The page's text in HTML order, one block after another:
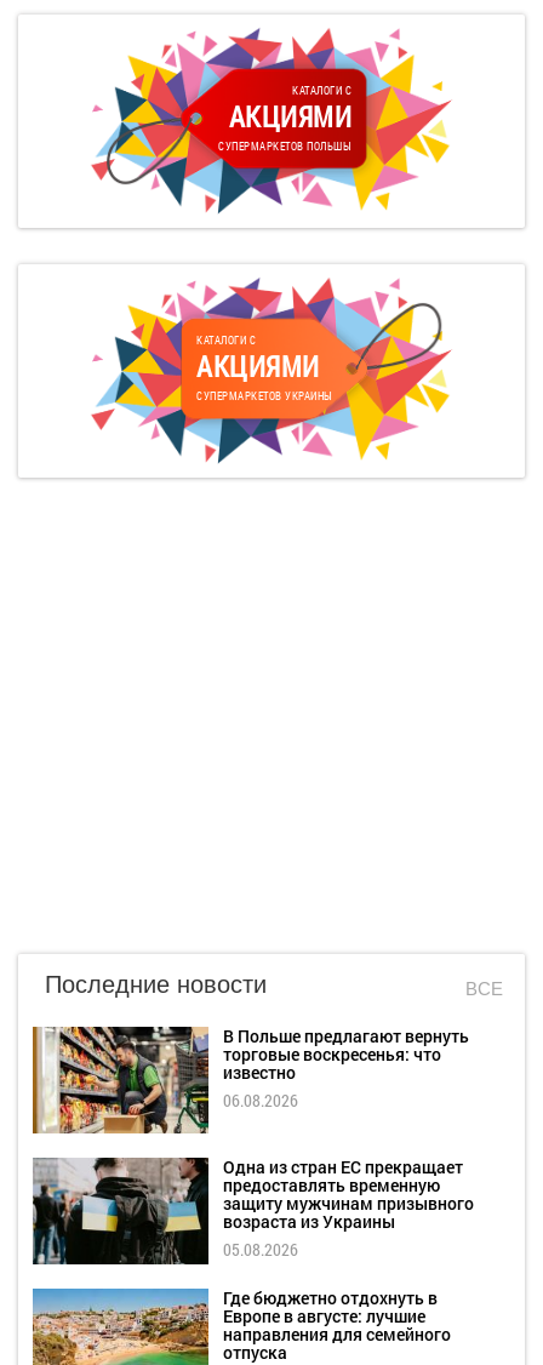
КАТАЛОГИ С
АКЦИЯМИ
СУПЕРМАРКЕТОВ ПОЛЬШЫ
КАТАЛОГИ С
АКЦИЯМИ
СУПЕРМАРКЕТОВ УКРАИНЫ
Последние новости ВСЕ
В Польше предлагают вернуть
торговые воскресенья: что
известно
06.08.2026
Одна из стран ЕС прекращает
предоставлять временную
защиту мужчинам призывного
возраста из Украины
05.08.2026
Где бюджетно отдохнуть в
Европе в августе: лучшие
направления для семейного
отпуска